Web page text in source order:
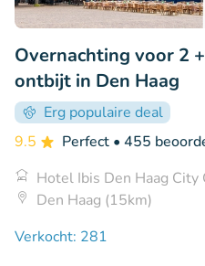
Overnachting voor 2
ontbijt in Den Haag
Erg populaire deal
9.5
Perfect • 455
Hotel Ibis Den Haag City
Den Haag (15km)
Verkocht: 281